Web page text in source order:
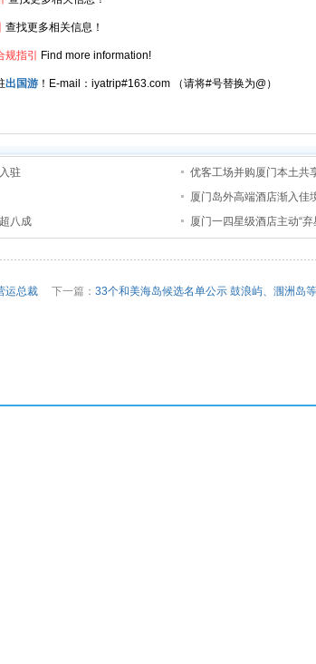
查找更多相关信息！
指引 Find more information!
出国游 ！E-mail：iyatrip#163.com （请将#号替换为@）
驻
优客工场并购厦门本土共
厦门岛外高端酒店渐入佳
八成
厦门一四星级酒店主动“
运总裁 下一篇： 33个和美海岛候选名单公示 鼓浪屿、涠洲岛